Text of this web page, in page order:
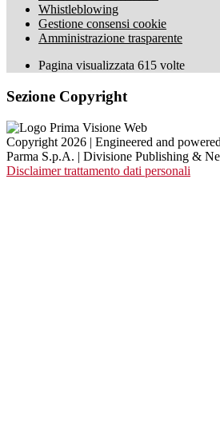
Whistleblowing
Gestione consensi cookie
Amministrazione trasparente
Pagina visualizzata 615 volte
Sezione Copyright
Copyright 2026 | Engineered and
Parma S.p.A. | Divisione Publishing &
Disclaimer trattamento dati personali